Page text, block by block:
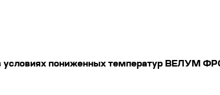
условиях пониженных температур ВЕЛУМ